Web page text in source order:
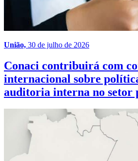
União, 30 de julho de 2026
Conaci contribuirá com
internacional sobre
auditoria interna no setor